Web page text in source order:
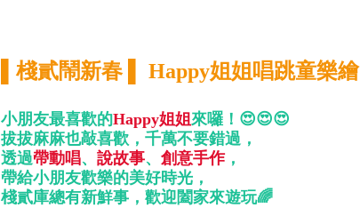
▌棧貳鬧新春 ▌ Happy姐姐唱跳童樂繪
小朋友最喜歡的Happy姐姐來囉！😍😍😍
拔拔麻麻也敲喜歡，千萬不要錯過，
透過帶動唱、 說故事、 創意手作，
帶給小朋友歡樂的美好時光，
棧貳庫總有新鮮事，歡迎闔家來遊玩🌈